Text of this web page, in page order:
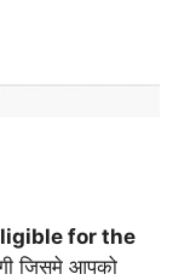
for the
जिसमे आपको